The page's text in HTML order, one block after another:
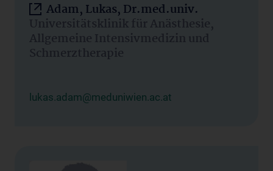
Adam, Lukas, Dr.med.univ.
Universitätsklinik für Anästhesie,
Allgemeine Intensivmedizin und
Schmerztherapie
lukas.adam@meduniwien.ac.at